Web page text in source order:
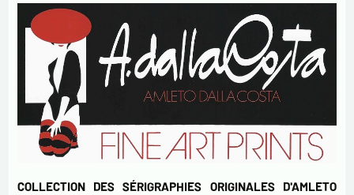
COLLECTION DES SÉRIGRAPHIES ORIGINALES D'AMLETO